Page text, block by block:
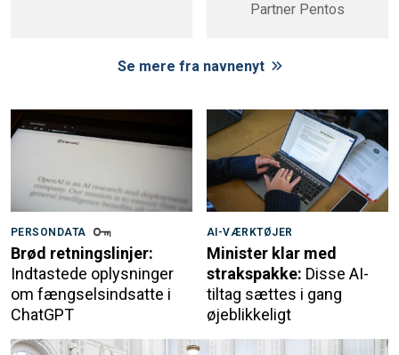
Partner Pentos
Se mere fra navnenyt
PERSONDATA
Brød retningslinjer:
Indtastede oplysninger
om fængselsindsatte i
ChatGPT
AI-VÆRKTØJER
Minister klar med
strakspakke: Disse AI-
tiltag sættes i gang
øjeblikkeligt